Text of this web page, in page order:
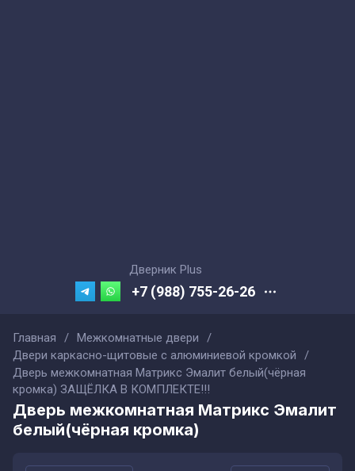
Дверник Plus
+7 (988) 755-26-26
Главная / Межкомнатные двери
/
Двери каркасно-щитовые с алюминиевой кромкой
/
Дверь межкомнатная Матрикс Эмалит белый(чёрная
кромка) ЗАЩЁЛКА В КОМПЛЕКТЕ!!!
Дверь межкомнатная Матрикс Эмалит
белый(чёрная кромка)